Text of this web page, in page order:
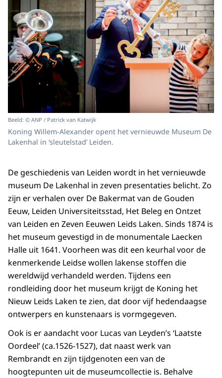
Beeld: © ANP / Patrick van Katwijk
Koning Willem-Alexander opent het vernieuwde Museum De
Lakenhal in ‘sleutelstad’ Leiden.
De geschiedenis van Leiden wordt in het vernieuwde
museum De Lakenhal in zeven presentaties belicht. Zo
zijn er verhalen over De Bakermat van de Gouden
Eeuw, Leiden Universiteitsstad, Het Beleg en Ontzet
van Leiden en Zeven Eeuwen Leids Laken. Sinds 1874 is
het museum gevestigd in de monumentale Laecken
Halle uit 1641. Voorheen was dit een keurhal voor de
kenmerkende Leidse wollen lakense stoffen die
wereldwijd verhandeld werden. Tijdens een
rondleiding door het museum krijgt de Koning het
Nieuw Leids Laken te zien, dat door vijf hedendaagse
ontwerpers en kunstenaars is vormgegeven.
Ook is er aandacht voor Lucas van Leyden’s ‘Laatste
Oordeel’ (ca.1526-1527), dat naast werk van
Rembrandt en zijn tijdgenoten een van de
hoogtepunten uit de museumcollectie is. Behalve